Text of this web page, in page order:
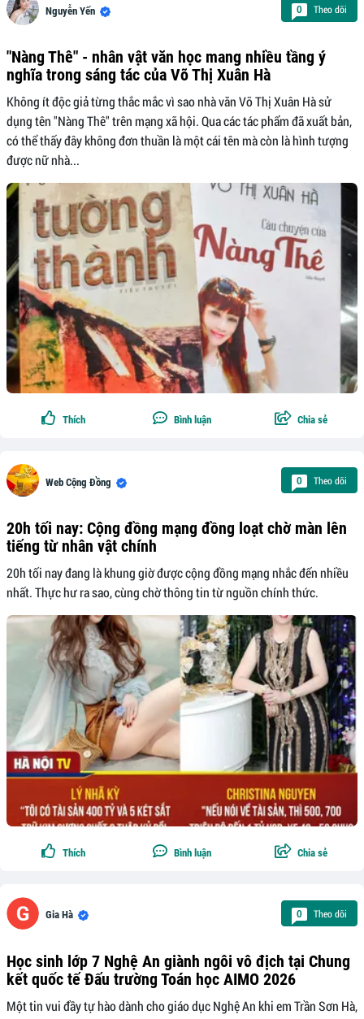
Nguyễn Yến 0 Theo dõi
"Nàng Thê" - nhân vật văn học mang nhiều tầng ý
nghĩa trong sáng tác của Võ Thị Xuân Hà
Không ít độc giả từng thắc mắc vì sao nhà văn Võ Thị Xuân Hà sử
dụng tên "Nàng Thê" trên mạng xã hội. Qua các tác phẩm đã xuất bản,
có thể thấy đây không đơn thuần là một cái tên mà còn là hình tượng
được nữ nhà...
Thích Bình luận Chia sẻ
Web Cộng Đồng 0 Theo dõi
20h tối nay: Cộng đồng mạng đồng loạt chờ màn lên
tiếng từ nhân vật chính
20h tối nay đang là khung giờ được cộng đồng mạng nhắc đến nhiều
nhất. Thực hư ra sao, cùng chờ thông tin từ nguồn chính thức.
Thích Bình luận Chia sẻ
Gia Hà 0 Theo dõi
Học sinh lớp 7 Nghệ An giành ngôi vô địch tại Chung
kết quốc tế Đấu trường Toán học AIMO 2026
Một tin vui đầy tự hào dành cho giáo dục Nghệ An khi em Trần Sơn Hà,